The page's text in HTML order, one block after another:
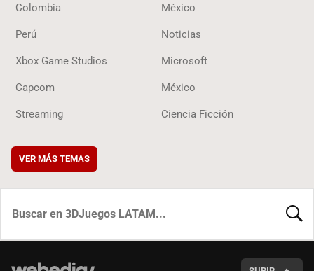
Colombia México
Perú Noticias
Xbox Game Studios Microsoft
Capcom México
Streaming Ciencia Ficción
VER MÁS TEMAS